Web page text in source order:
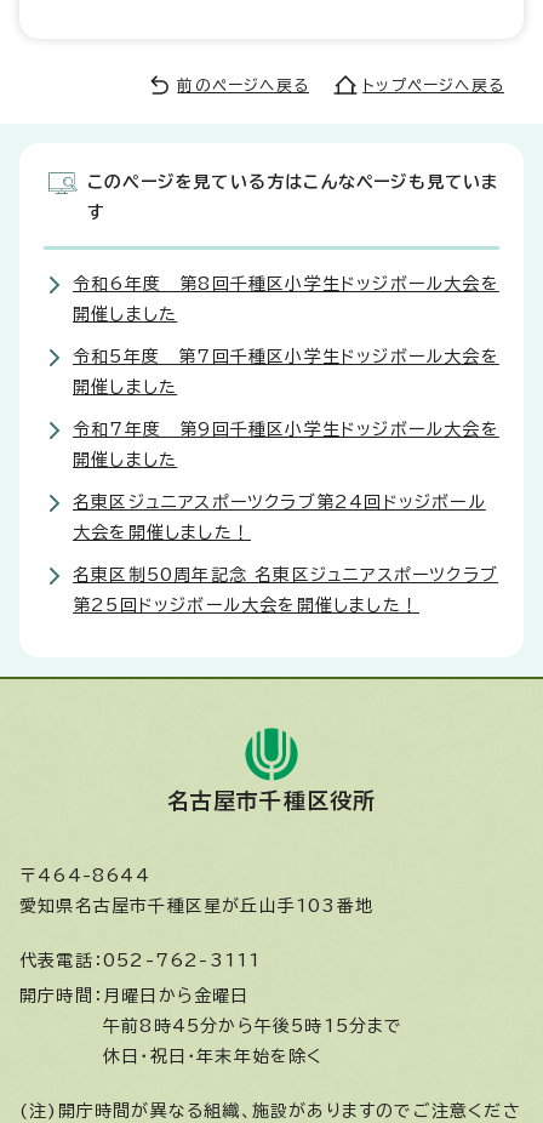
前のページへ戻る トップページへ戻る
このページを見ている方はこんなページも見ていま
す
令和6年度 第8回千種区小学生ドッジボール大会を
開催しました
令和5年度 第7回千種区小学生ドッジボール大会を
開催しました
令和7年度 第9回千種区小学生ドッジボール大会を
開催しました
名東区ジュニアスポーツクラブ第24回ドッジボール
大会を開催しました！
名東区制50周年記念 名東区ジュニアスポーツクラブ
第25回ドッジボール大会を開催しました！
名古屋市千種区役所
〒464-8644
愛知県名古屋市千種区星が丘山手103番地
代表電話： 052-762-3111
開庁時間： 月曜日から金曜日
午前8時45分から午後5時15分まで
休日・祝日・年末年始を除く
(注)開庁時間が異なる組織、施設がありますのでご注意くださ